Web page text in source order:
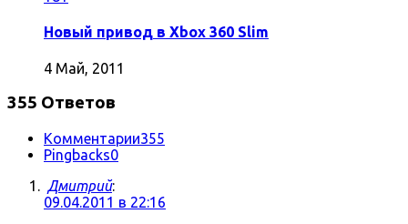
Новый привод в Xbox 360 Slim
4 Май, 2011
355 Ответов
Комментарии355
Pingbacks0
Дмитрий:
09.04.2011 в 22:16